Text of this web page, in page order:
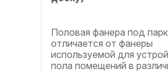
Половая фанера под
отличается от фанеры
используемой для
пола помещений в